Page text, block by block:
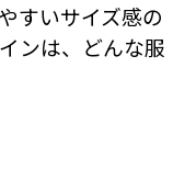
すいサイズ感の
ンは、どんな服